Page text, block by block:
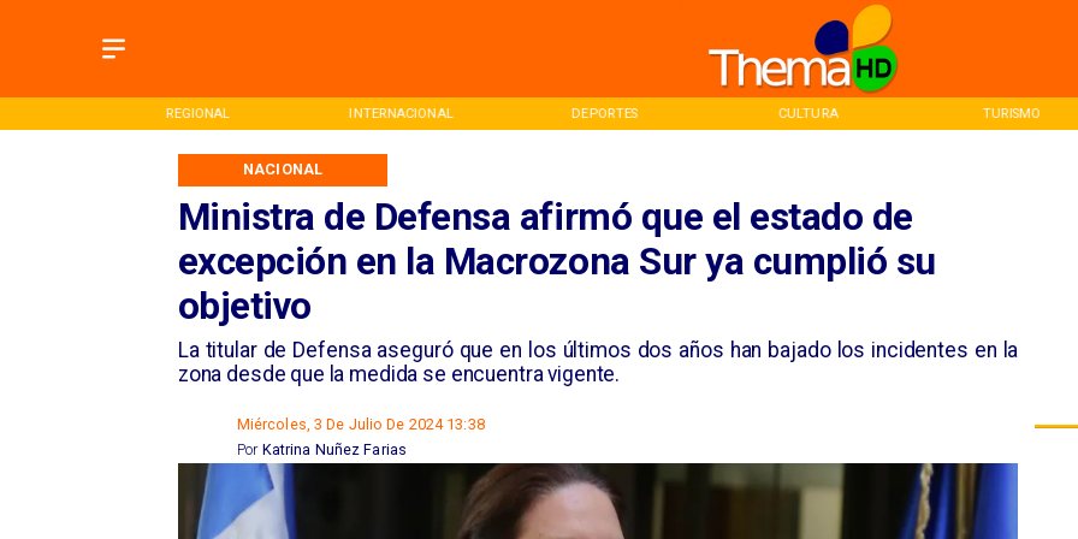
REGIONAL INTERNACIONAL DEPORTES CULTURA TURISMO
Ministra de Defensa afirmó que el estado de
excepción en la Macrozona Sur ya cumplió su
objetivo
La titular de Defensa aseguró que en los últimos dos años han bajado los incidentes en la
zona desde que la medida se encuentra vigente.
NACIONAL
Miércoles, 3 De Julio De 2024 13:38
Katrina Nuñez Farias
Por